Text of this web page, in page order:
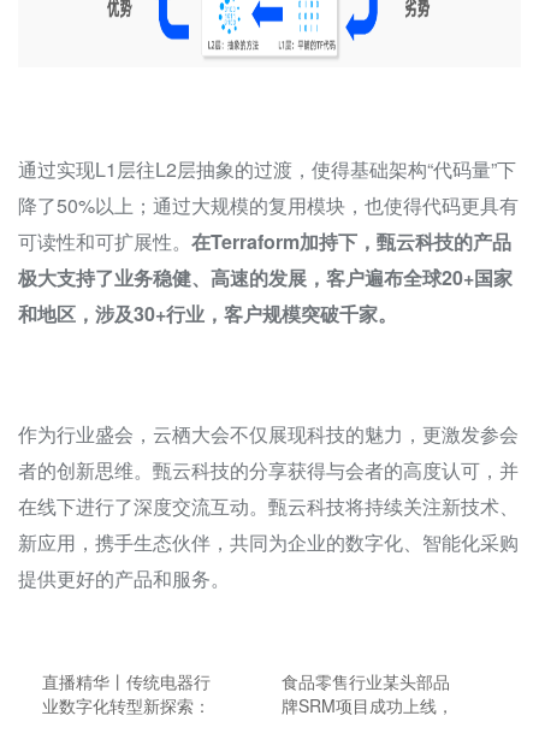
通过实现L1层往L2层抽象的过渡，使得基础架构“代码量”下
降了50%以上；通过大规模的复用模块，也使得代码更具有
可读性和可扩展性。 在Terraform加持下，甄云科技的产品
极大支持了业务稳健、高速的发展，客户遍布全球20+国家
和地区，涉及30+行业，客户规模突破千家。
作为行业盛会，云栖大会不仅展现科技的魅力，更激发参会
者的创新思维。甄云科技的分享获得与会者的高度认可，并
在线下进行了深度交流互动。甄云科技将持续关注新技术、
新应用，携手生态伙伴，共同为企业的数字化、智能化采购
提供更好的产品和服务。
直播精华丨传统电器行
业数字化转型新探索：
食品零售行业某头部品
牌SRM项目成功上线，